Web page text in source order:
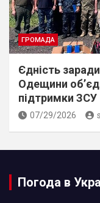
ГРОМАДА
Єдність
Одещини
підтримки ЗСУ
07/29/2026
Погода в